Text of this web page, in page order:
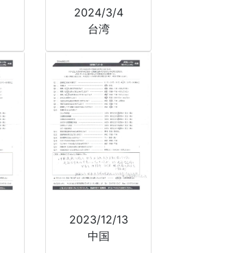
2024/3/4
台湾
2023/12/13
中国